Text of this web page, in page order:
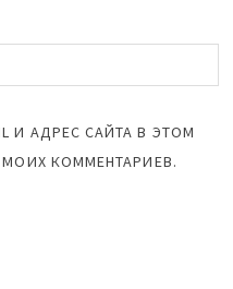
И АДРЕС САЙТА В ЭТОМ
КОММЕНТАРИЕВ.